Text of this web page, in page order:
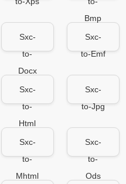
Bmp
Sxc-
to-
Docx
Sxc-
to-Emf
Sxc-
to-
Html
Sxc-
to-Jpg
Sxc-
to-
Mhtml
Sxc-
to-
Ods